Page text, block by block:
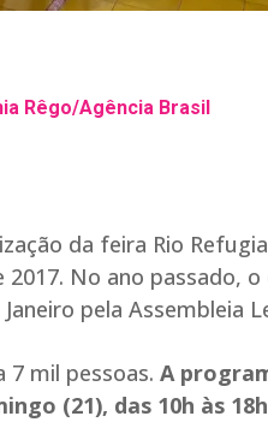
Rêgo/Agência Brasil
da feira Rio
2017. No ano
pela Assembleia
mil pessoas. A
(21), das 10h às